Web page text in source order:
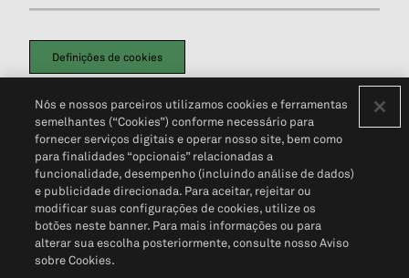
Definições de cookies
Política de PrivacidadePortal de privacidade do cliente (em inglês)
Não Venda Minhas Informações Pessoais© 2026 S&P Global
Nós e nossos parceiros utilizamos cookies e ferramentas
semelhantes (“Cookies”) conforme necessário para
fornecer serviços digitais e operar nosso site, bem como
para finalidades “opcionais” relacionadas a
funcionalidade, desempenho (incluindo análise de dados)
e publicidade direcionada. Para aceitar, rejeitar ou
modificar suas configurações de cookies, utilize os
botões neste banner. Para mais informações ou para
alterar sua escolha posteriormente, consulte nosso Aviso
sobre Cookies.